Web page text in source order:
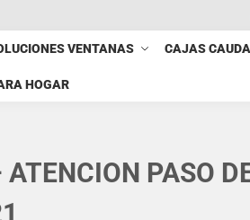
VENTANAS CAJAS
HOGAR
PASO